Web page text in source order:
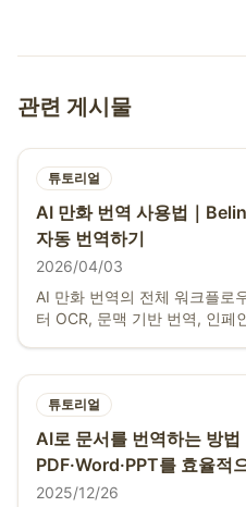
관련 게시물
튜토리얼
AI 만화 번역 사용법｜
자동 번역하기
2026/04/03
AI 만화 번역의 전체 워크플로
터 OCR, 문맥 기반 번역, 인
튜토리얼
AI로 문서를 번역하는 방
PDF·Word·PPT를 효율적
2025/12/26